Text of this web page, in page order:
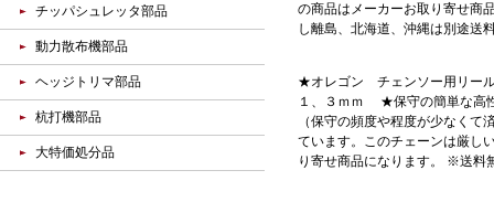
の商品はメーカーお取り寄せ商
し離島、北海道、沖縄は別途送
★オレゴン チェンソー用リ
１、３ｍｍ ★保守の簡単な高
（保守の頻度や程度が少なく
ています。このチェーンは厳し
り寄せ商品になります。 ※送料
チッパシュレッタ部品
動力散布機部品
ヘッジトリマ部品
杭打機部品
大特価処分品